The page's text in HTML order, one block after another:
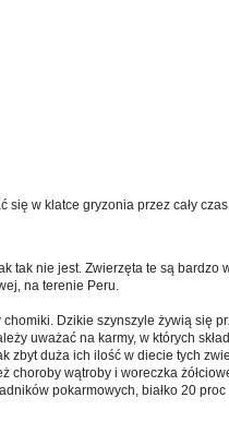
w klatce gryzonia przez cały
tak nie jest. Zwierzęta te są bardzo
na terenie Peru.
Dzikie szynszyle żywią się
uważać na karmy, w których
zbyt duża ich ilość w diecie tych
choroby wątroby i woreczka
pokarmowych, białko 20 proc